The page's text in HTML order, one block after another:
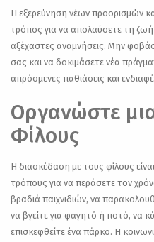
Η εξερεύνηση νέων προορισμών
τρόπος για να απολαύσετε τη
αξέχαστες αναμνήσεις. Μην
σας και να δοκιμάσετε νέα
απρόσμενες παθιάσεις και
Οργανώστε
Φίλους
Η διασκέδαση με τους φίλους
τρόπους για να περάσετε τον
βραδιά παιχνιδιών, να
να βγείτε για φαγητό ή ποτό, να
επισκεφθείτε ένα πάρκο. Η